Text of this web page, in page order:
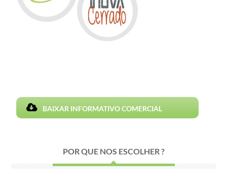
BAIXAR INFORMATIVO COMERCIAL
POR QUE NOS ESCOLHER ?